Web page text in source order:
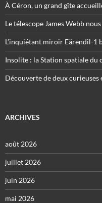
À Céron, un grand gîte
Le télescope James Webb
L’inquiétant miroir Eärendil-1
Insolite : la Station spatiale du
Découverte de deux curieuses
ARCHIVES
août 2026
juillet 2026
juin 2026
mai 2026